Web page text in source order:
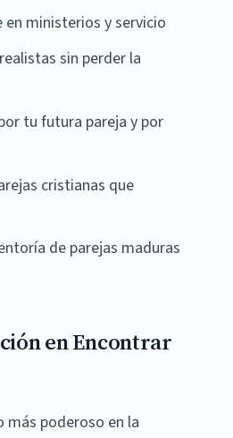
ministerios y servicio
sin perder la
tu futura pareja y por
cristianas que
de parejas maduras
en Encontrar
más poderoso en la